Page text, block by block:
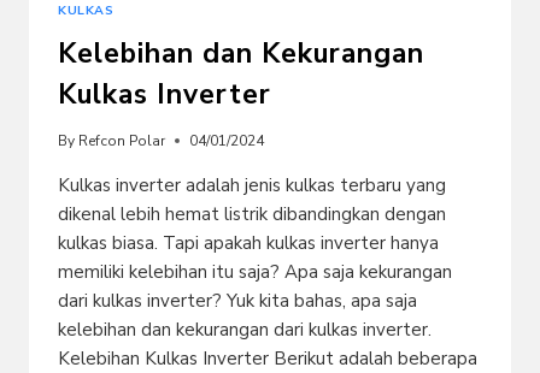
KULKAS
Kelebihan dan Kekurangan
Kulkas Inverter
By Refcon Polar 04/01/2024
Kulkas inverter adalah jenis kulkas terbaru yang
dikenal lebih hemat listrik dibandingkan dengan
kulkas biasa. Tapi apakah kulkas inverter hanya
memiliki kelebihan itu saja? Apa saja kekurangan
dari kulkas inverter? Yuk kita bahas, apa saja
kelebihan dan kekurangan dari kulkas inverter.
Kelebihan Kulkas Inverter Berikut adalah beberapa